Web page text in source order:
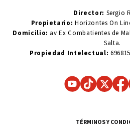
Director: Sergio
Propietario:Horizontes On
Domicilio: av Ex Combatientes de
Salta.
Propiedad Intelectual:
TÉRMINOS Y